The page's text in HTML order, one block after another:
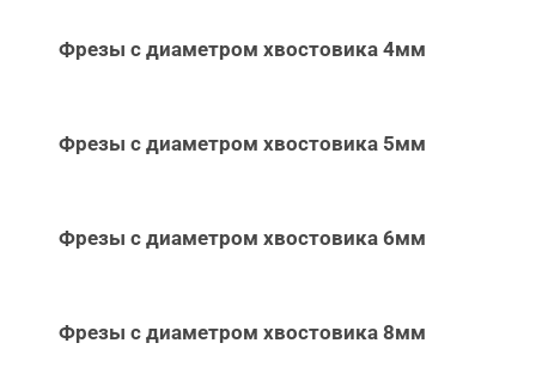
Фрезы с диаметром хвостовика 4мм
Фрезы с диаметром хвостовика 5мм
Фрезы с диаметром хвостовика 6мм
Фрезы с диаметром хвостовика 8мм